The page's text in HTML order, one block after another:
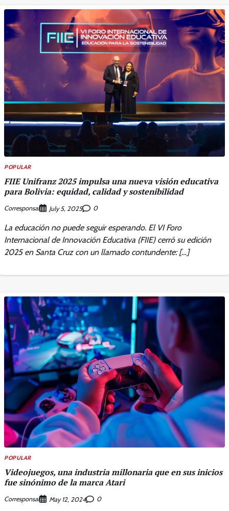
POPULAR
FIIE Unifranz 2025 impulsa una nueva visión educativa
para Bolivia: equidad, calidad y sostenibilidad
Corresponsal July 5, 2025 0
La educación no puede seguir esperando. El VI Foro
Internacional de Innovación Educativa (FIIE) cerró su edición
2025 en Santa Cruz con un llamado contundente: […]
POPULAR
Videojuegos, una industria millonaria que en sus inicios
fue sinónimo de la marca Atari
Corresponsal May 12, 2024 0